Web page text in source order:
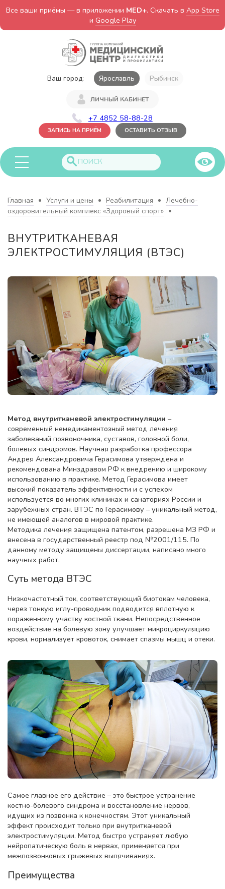
Все ваши приёмы — в приложении MED+. Скачать в App Store
и Google Play
Ваш город: Ярославль Рыбинск
ЛИЧНЫЙ КАБИНЕТ
+7 4852 58-88-28
ЗАПИСЬ НА ПРИЁМ ОСТАВИТЬ ОТЗЫВ
Главная Услуги и цены Реабилитация
Лечебно-
оздоровительный комплекс «Здоровый спорт»
ВНУТРИТКАНЕВАЯ
ЭЛЕКТРОСТИМУЛЯЦИЯ (ВТЭС)
Метод внутритканевой электростимуляции –
современный немедикаментозный метод лечения
заболеваний позвоночника, суставов, головной боли,
болевых синдромов. Научная разработка профессора
Андрея Александровича Герасимова утверждена и
рекомендована Минздравом РФ к внедрению и широкому
использованию в практике. Метод Герасимова имеет
высокий показатель эффективности и с успехом
используется во многих клиниках и санаториях России и
зарубежных стран. ВТЭС по Герасимову – уникальный метод,
не имеющей аналогов в мировой практике.
Методика лечения защищена патентом, разрешена МЗ РФ и
внесена в государственный реестр под №2001/115. По
данному методу защищены диссертации, написано много
научных работ.
Суть метода ВТЭС
Низкочастотный ток, соответствующий биотокам человека,
через тонкую иглу-проводник подводится вплотную к
пораженному участку костной ткани. Непосредственное
воздействие на болевую зону улучшает микроциркуляцию
крови, нормализует кровоток, снимает спазмы мышц и отеки.
Самое главное его действие – это быстрое устранение
костно-болевого синдрома и восстановление нервов,
идущих из позвонка к конечностям. Этот уникальный
эффект происходит только при внутритканевой
электростимуляции. Метод быстро устраняет любую
нейропатическую боль в нервах, применяется при
межпозвонковых грыжевых выпячиваниях.
Преимущества